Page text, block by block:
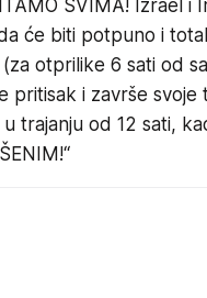
SVIMA! Izrael i
će biti potpuno i
(za otprilike 6 sati od
pritisak i završe svoje
trajanju od 12 sati,